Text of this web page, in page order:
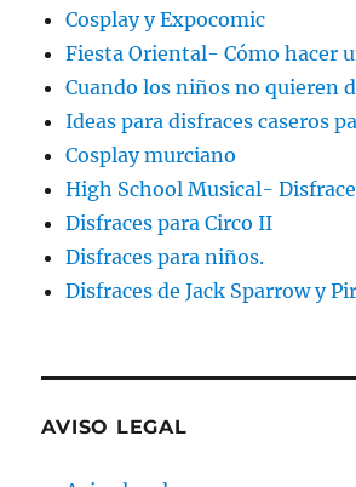
Cosplay y Expocomic
Fiesta Oriental- Cómo hacer
Cuando los niños no quieren
Ideas para disfraces caseros
Cosplay murciano
High School Musical-
Disfraces para Circo II
Disfraces para niños.
Disfraces de Jack Sparrow y
AVISO LEGAL